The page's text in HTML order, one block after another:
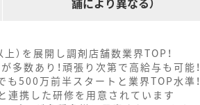
を展開し調剤店舗数業界TOP！
数あり！頑張り次第で高給与も可能！
500万前半スタートと業界TOP水準！
連携した研修を用意されています